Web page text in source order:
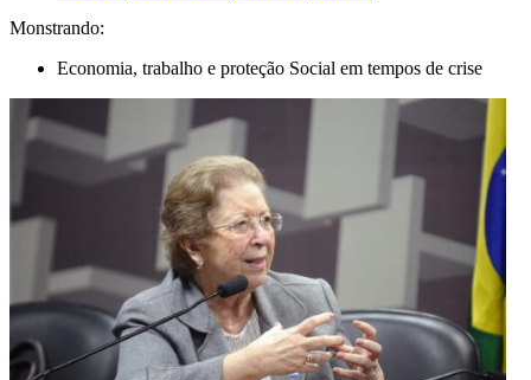
Monstrando:
Economia, trabalho e proteção Social em tempos de crise